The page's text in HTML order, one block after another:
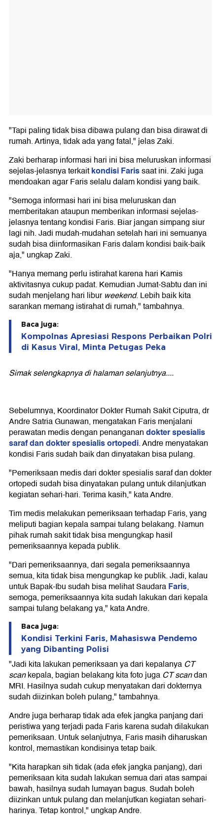
"Tapi paling tidak bisa dibawa pulang dan bisa dirawat di
rumah. Artinya, tidak ada yang fatal," jelas Zaki.
Zaki berharap informasi hari ini bisa meluruskan informasi
sejelas-jelasnya terkaitkondisi Farissaat ini. Zaki juga
mendoakan agar Faris selalu dalam kondisi yang baik.
"Semoga informasi hari ini bisa meluruskan dan
memberitakan ataupun memberikan informasi sejelas-
jelasnya tentang kondisi Faris. Biar jangan simpang siur
lagi nih. Jadi mudah-mudahan setelah hari ini semuanya
sudah bisa diinformasikan Faris dalam kondisi baik-baik
aja," ungkap Zaki.
"Hanya memang perlu istirahat karena hari Kamis
aktivitasnya cukup padat. Kemudian Jumat-Sabtu dan ini
sudah menjelang hari liburweekend. Lebih baik kita
sarankan memang istirahat di rumah," tambahnya.
Baca juga:
Kompolnas Apresiasi Respons Perbaikan Polri
di Kasus Viral, Minta Petugas Peka
Simak selengkapnya di halaman selanjutnya....
Sebelumnya, Koordinator Dokter Rumah Sakit Ciputra, dr
Andre Satria Gunawan, mengatakan Faris menjalani
perawatan medis dengan penanganandokter spesialis
saraf dan dokter spesialis ortopedi. Andre menyatakan
kondisi Faris sudah baik dan dinyatakan bisa pulang.
"Pemeriksaan medis dari dokter spesialis saraf dan dokter
ortopedi sudah bisa dinyatakan pulang untuk dilanjutkan
kegiatan sehari-hari. Terima kasih," kata Andre.
Tim medis melakukan pemeriksaan terhadap Faris, yang
meliputi bagian kepala sampai tulang belakang. Namun
pihak rumah sakit tidak bisa mengungkap hasil
pemeriksaannya kepada publik.
"Dari pemeriksaannya, dari segala pemeriksaannya
semua, kita tidak bisa mengungkap ke publik. Jadi, kalau
untuk Bapak-Ibu sudah bisa melihat SaudaraFaris,
semoga, pemeriksaannya kita sudah lakukan dari kepala
sampai tulang belakang ya," kata Andre.
Baca juga:
Kondisi Terkini Faris, Mahasiswa Pendemo
yang Dibanting Polisi
"Jadi kita lakukan pemeriksaan ya dari kepalanyaCT
scankepala, bagian belakang kita foto jugaCT scandan
MRI. Hasilnya sudah cukup menyatakan dari dokternya
sudah diizinkan boleh pulang," tambahnya.
Andre juga berharap tidak ada efek jangka panjang dari
peristiwa yang terjadi pada Faris karena sudah dilakukan
pemeriksaan. Untuk selanjutnya, Faris masih diharuskan
kontrol, memastikan kondisinya tetap baik.
"Kita harapkan sih tidak (ada efek jangka panjang), dari
pemeriksaan kita sudah lakukan semua dari atas sampai
bawah, hasilnya sudah lumayan bagus. Sudah boleh
diizinkan untuk pulang dan melanjutkan kegiatan sehari-
harinya. Tetap kontrol," ungkap Andre.